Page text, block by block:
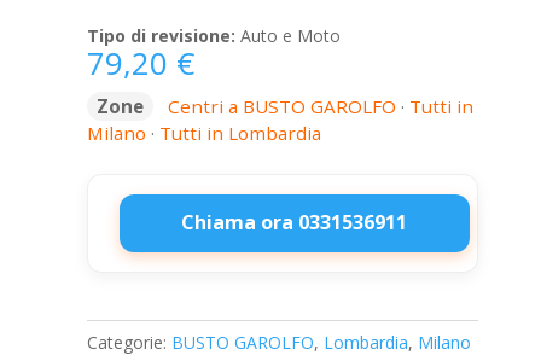
Tipo di revisione: Auto e Moto
79,20 €
Zone Centri a BUSTO GAROLFO · Tutti in
Milano · Tutti in Lombardia
Chiama ora 0331536911
CARROZZERIA
DI
MARTA
Categorie: BUSTO GAROLFO, Lombardia, Milano